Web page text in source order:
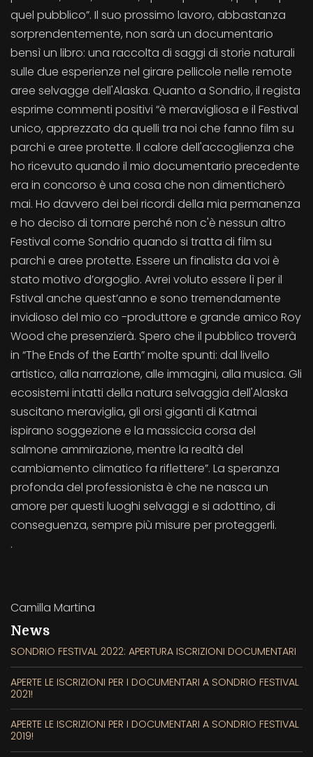
quel pubblico”. Il suo prossimo lavoro, abbastanza
sorprendentemente, non sarà un documentario
bensì un libro: una raccolta di saggi di storie naturali
sulle due esperienze nel girare pellicole nelle remote
aree selvagge dell'Alaska. Quanto a Sondrio, il regista
esprime commenti positivi “è meravigliosa e il Festival
unico, apprezzato da quelli tra noi che fanno film su
parchi e aree protette. Il calore dell'accoglienza che
ho ricevuto quando il mio documentario precedente
era in concorso è una cosa che non dimenticherò
mai. Ho davvero dei bei ricordi della mia permanenza
e ho deciso di tornare perché non c'è nessun altro
Festival come Sondrio quando si tratta di film su
parchi e aree protette. Essere un finalista da voi è
stato motivo d’orgoglio. Avrei voluto essere lì per il
Fstival anche quest’anno e sono tremendamente
invidioso del mio co -produttore e grande amico Roy
Wood che presenzierà. Spero che il pubblico troverà
in “The Ends of the Earth” molte spunti: dal livello
artistico, alla narrazione, alle immagini, alla musica. Gli
ecosistemi intatti della natura selvaggia dell'Alaska
suscitano meraviglia, gli orsi giganti di Katmai
ispirano soggezione e la massiccia corsa del
salmone ammirazione, mentre la realtà del
cambiamento climatico fa riflettere”. La speranza
profonda del professionista è che ne nasca un
amore per questi luoghi selvaggi e si adottino, di
conseguenza, sempre più misure per proteggerli.
.
Camilla Martina
News
SONDRIO FESTIVAL 2022: APERTURA ISCRIZIONI DOCUMENTARI
APERTE LE ISCRIZIONI PER I DOCUMENTARI A SONDRIO FESTIVAL
2021!
APERTE LE ISCRIZIONI PER I DOCUMENTARI A SONDRIO FESTIVAL
2019!